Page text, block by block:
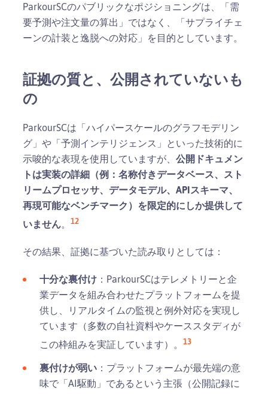
ParkourSCのパブリックなポジショニングは、「需
要予測や注文量の算出」ではなく、「サプライチェ
ーンの計装と逸脱への対応」を目的としています。
証拠の質と、公開されていないも
の
ParkourSCは「ハイパースケールのグラフモデリン
グ」や「予測インテリジェンス」といった技術的に
示唆的な表現を使用していますが、 公開ドキュメン
トは実装の詳細（例：名称付きデータベース、スト
リームプロセッサ、データモデル、APIスキーマ、
再現可能なベンチマーク）を限定的にしか提供して
いません。 12
その結果、証拠に基づいた読み取りとしては：
十分な裏付け ：ParkourSCはテレメトリーと企
業データを組み合わせたプラットフォームを提
供し、リアルタイムの監視と例外対応を実現し
ています（多数の自社資料やケーススタディが
この枠組みを実証しています）。 13
裏付けが弱い ：プラットフォームが最先端の意
味で「AI駆動」であるという主張（公開記録に